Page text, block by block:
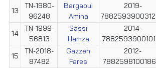
13
TN-1980-
96248
Bargaoui
Amina
2019-
14
TN-1999-
56813
Sassi
Hamza
2014-
15
TN-2018-
87482
Gazzeh
Fares
2012-